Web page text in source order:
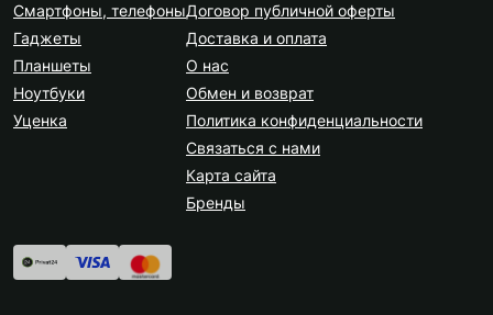
Смартфоны, телефоны
Гаджеты
Планшеты
Ноутбуки
Уценка
Договор публичной оферты
Доставка и оплата
О нас
Обмен и возврат
Политика конфиденциальности
Связаться с нами
Карта сайта
Бренды